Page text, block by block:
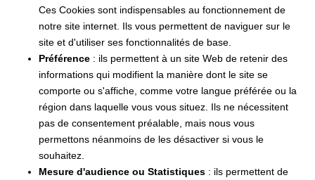
Ces Cookies sont indispensables au fonctionnement de
notre site internet. Ils vous permettent de naviguer sur le
site et d'utiliser ses fonctionnalités de base.
Préférence : ils permettent à un site Web de retenir des
informations qui modifient la manière dont le site se
comporte ou s'affiche, comme votre langue préférée ou la
région dans laquelle vous vous situez. Ils ne nécessitent
pas de consentement préalable, mais nous vous
permettons néanmoins de les désactiver si vous le
souhaitez.
Mesure d'audience ou Statistiques : ils permettent de